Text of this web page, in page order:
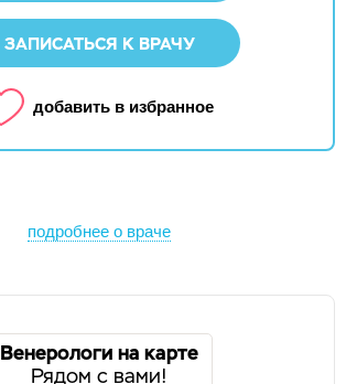
ЗАПИСАТЬСЯ К ВРАЧУ
добавить в избранное
подробнее о враче
Венерологи на карте
Рядом с вами!